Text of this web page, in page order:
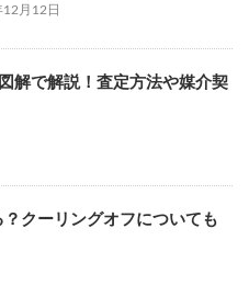
12月12日
解で解説！査定方法や媒介契
クーリングオフについても